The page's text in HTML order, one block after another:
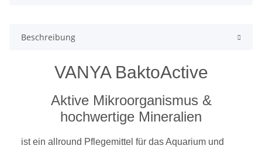
Beschreibung
VANYA BaktoActive
Aktive Mikroorganismus &
hochwertige Mineralien
ist ein allround Pflegemittel für das Aquarium und